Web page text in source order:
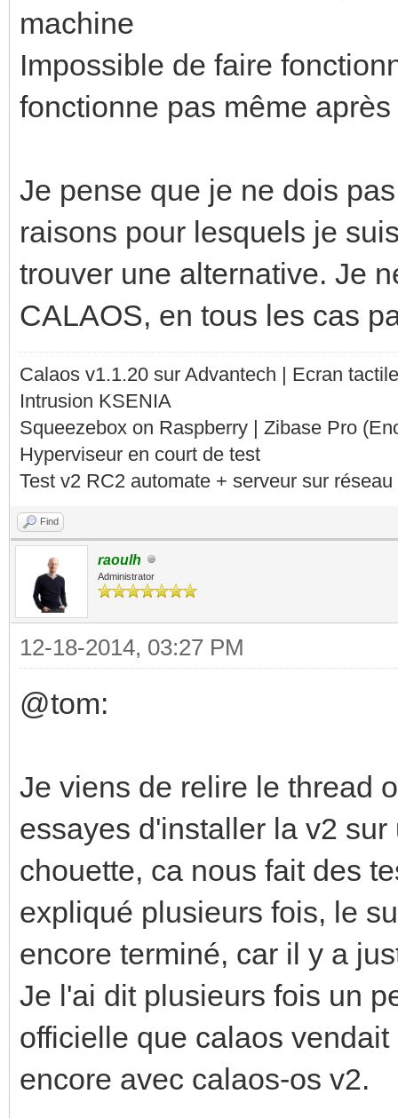
machine
Impossible de faire
fonctionne pas même
Je pense que je ne dois
raisons pour lesquels je
trouver une alternative. Je
CALAOS, en tous les cas
Calaos v1.1.20 sur Advantech | Ecran
Intrusion KSENIA
Squeezebox on Raspberry | Zibase Pro
Hyperviseur en court de test
Test v2 RC2 automate + serveur sur
Find
raoulh
Administrator
12-18-2014, 03:27 PM
@tom:
Je viens de relire le thread
essayes d'installer la v2
chouette, ca nous fait des
expliqué plusieurs fois, le
encore terminé, car il y a
Je l'ai dit plusieurs fois un
officielle que calaos
encore avec calaos-os v2.